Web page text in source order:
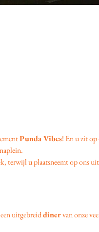
Punda Vibes! En u zit op
terwijl u plaatsneemt op ons
uitgebreid diner van onze